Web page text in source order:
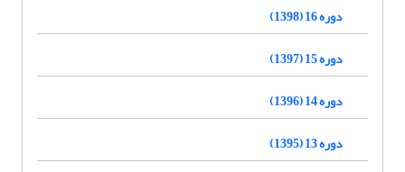
دوره 16 (1398)
دوره 15 (1397)
دوره 14 (1396)
دوره 13 (1395)